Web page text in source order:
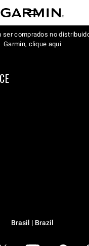
ser comprados no
Garmin, clique aqui
Brasil | Brazil